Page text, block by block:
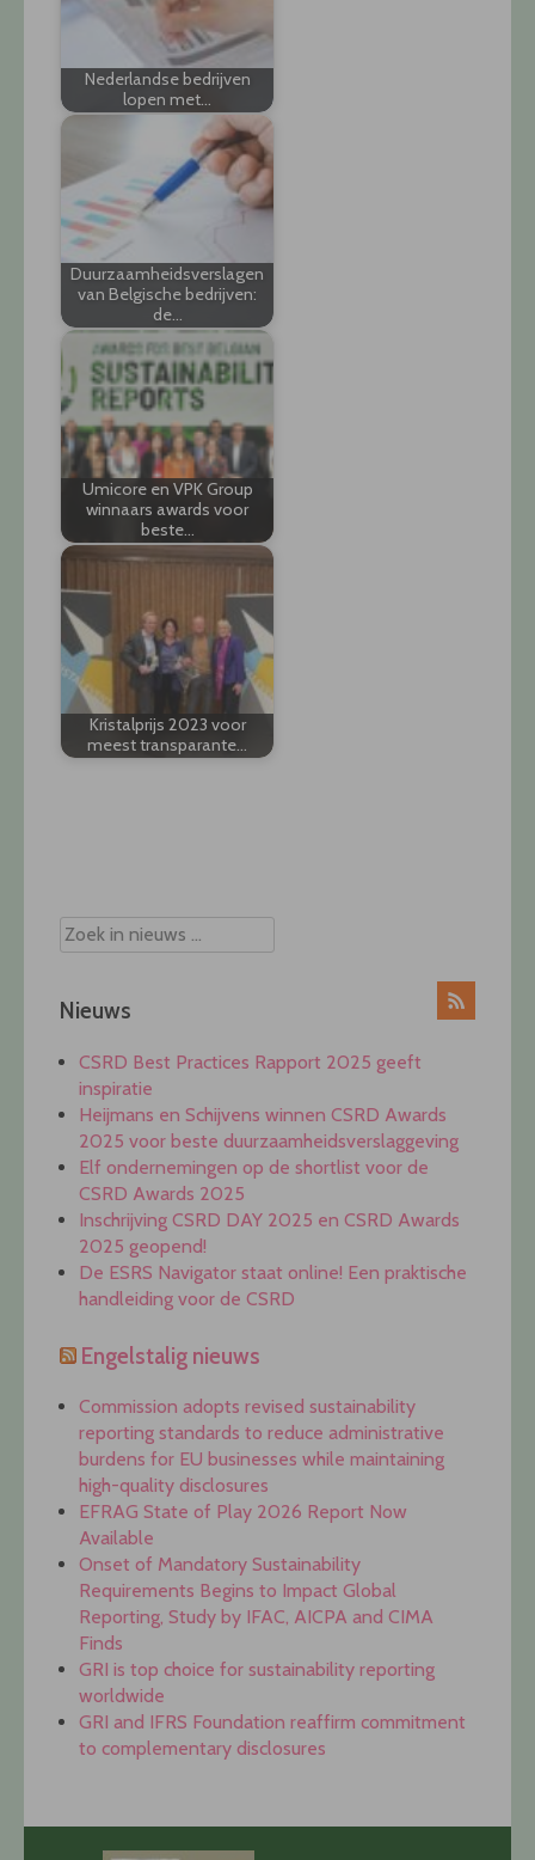
Nederlandse bedrijven
lopen met…
Duurzaamheidsverslagen
van Belgische bedrijven:
de…
Umicore en VPK Group
winnaars awards voor
beste…
Kristalprijs 2023 voor
meest transparante…
Nieuws
CSRD Best Practices Rapport 2025 geeft
inspiratie
Heijmans en Schijvens winnen CSRD Awards
2025 voor beste duurzaamheidsverslaggeving
Elf ondernemingen op de shortlist voor de
CSRD Awards 2025
Inschrijving CSRD DAY 2025 en CSRD Awards
2025 geopend!
De ESRS Navigator staat online! Een praktische
handleiding voor de CSRD
Engelstalig nieuws
Commission adopts revised sustainability
reporting standards to reduce administrative
burdens for EU businesses while maintaining
high-quality disclosures
EFRAG State of Play 2026 Report Now
Available
Onset of Mandatory Sustainability
Requirements Begins to Impact Global
Reporting, Study by IFAC, AICPA and CIMA
Finds
GRI is top choice for sustainability reporting
worldwide
GRI and IFRS Foundation reaffirm commitment
to complementary disclosures